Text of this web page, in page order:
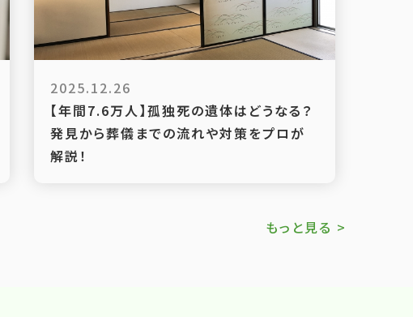
2025.12.26
【年間7.6万人】孤独死の遺体はどうなる？
発見から葬儀までの流れや対策をプロが
解説！
もっと見る >